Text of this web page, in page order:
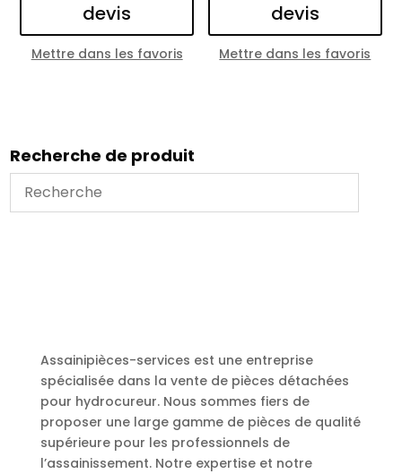
devis
Mettre dans les favoris
devis
Mettre dans les favoris
Recherche de produit
Assainipièces-services est une entreprise
spécialisée dans la vente de pièces détachées
pour hydrocureur. Nous sommes fiers de
proposer une large gamme de pièces de qualité
supérieure pour les professionnels de
l’assainissement. Notre expertise et notre